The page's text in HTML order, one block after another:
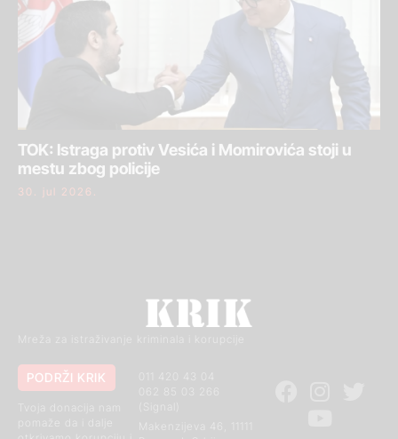
TOK: Istraga protiv Vesića i Momirovića stoji u
mestu zbog policije
30. jul 2026.
Mreža za istraživanje kriminala i korupcije
011 420 43 04
Makenzijeva 46, 11111
PODRŽI KRIK